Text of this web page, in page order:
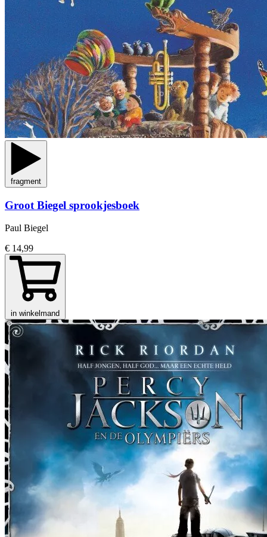
fragment
Groot Biegel sprookjesboek
Paul Biegel
€ 14,99
in winkelmand